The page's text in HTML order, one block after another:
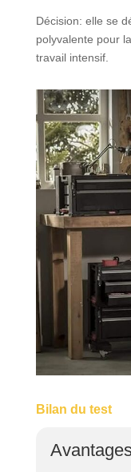
Décision: elle se
polyvalente pour
travail intensif.
Bilan du test